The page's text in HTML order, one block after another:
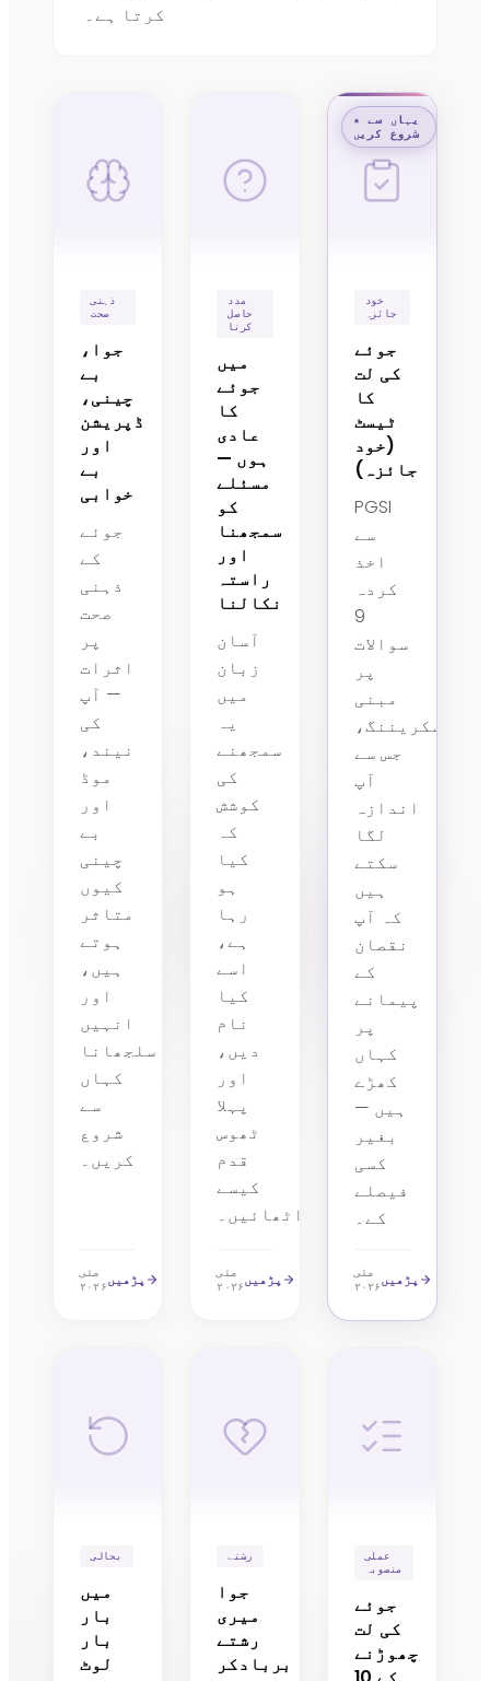
کرتا ہے۔
ذہنی
صحت
جوا،
بے
چینی،
ڈپریشن
اور
بے
خوابی
جوئے
کے
ذہنی
صحت
پر
اثرات
— آپ
کی
نیند،
موڈ
اور
بے
چینی
کیوں
متاثر
ہوتے
ہیں،
اور
انہیں
سلجھانا
کہاں
سے
شروع
کریں۔
مئی
۲۰۲۶پڑھیں
مدد
حاصل
کرنا
میں
جوئے
کا
عادی
ہوں —
مسئلے
کو
سمجھنا
اور
راستہ
نکالنا
آسان
زبان
میں
یہ
سمجھنے
کی
کوشش
کہ
کیا
ہو
رہا
ہے،
اسے
کیا
نام
دیں،
اور
پہلا
ٹھوس
قدم
کیسے
اٹھائیں۔
مئی
۲۰۲۶پڑھیں
★ یہاں سے
شروع کریں
خود
جائزہ
جوئے
کی لت
کا
ٹیسٹ
(خود
جائزہ)
PGSI
سے
اخذ
کردہ
9
سوالات
پر
مبنی
اسکریننگ،
جس سے
آپ
اندازہ
لگا
سکتے
ہیں
کہ آپ
نقصان
کے
پیمانے
پر
کہاں
کھڑے
ہیں —
بغیر
کسی
فیصلے
کے۔
مئی
۲۰۲۶پڑھیں
بحالی
میں
بار
بار
لوٹ
رشتے
جوا
میری
رشتے
بربادکر
عملی
منصوبہ
جوئے
کی لت
چھوڑنے